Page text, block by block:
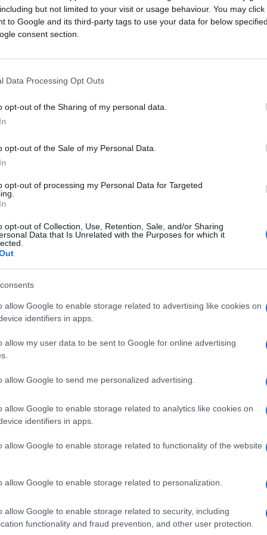
but not limited to your visit or usage behaviour. You may
to Google and its third-party tags to use your data for below
consent section.
Data Processing Opt Outs
opt-out of the Sharing of my personal data.
opt-out of the Sale of my Personal Data.
opt-out of processing my Personal Data for Targeted
opt-out of Collection, Use, Retention, Sale, and/or Sharing
Data that Is Unrelated with the Purposes for which it
allow Google to enable storage related to advertising like cookies on
identifiers in apps.
allow my user data to be sent to Google for online advertising
allow Google to send me personalized advertising.
allow Google to enable storage related to analytics like cookies on
identifiers in apps.
allow Google to enable storage related to functionality of the website
allow Google to enable storage related to personalization.
allow Google to enable storage related to security, including
functionality and fraud prevention, and other user protection.
snaga na prostoru cijele države Bosne i
u jednu političku grupu, ali moraju
2018. godine.
demokratije, značajnijeg
aktivnosti u predizbornom procesu,
finansiranja političkih partija, osiguravanja
svih vidova diskriminacije u izbornom
snažni razvoj predstavničke demokratije i
novih ljudi u strukture vlasti i ograničiti ili
predizbornog perioda. Ove promjene
bi se omogućio kvalitetniji život svih
sveobuhvatnih javnih rasprava u svim
i obrazovanje drugačijih generacija
u prethodnim obrazovnim programima,
pluralnog društva.
principe i koncept vladavine na
imati kandidate u svakoj teritorijalnoj jedinici
odnos prema državi i svim njenim ljudima.